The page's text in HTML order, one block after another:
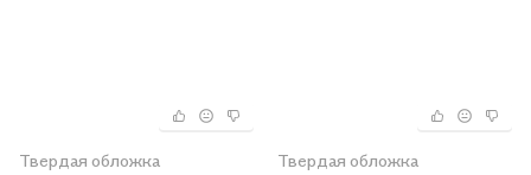
Твердая обложка Твердая обложка